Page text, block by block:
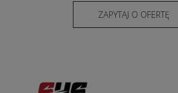
ZAPYTAJ O OFERTĘ